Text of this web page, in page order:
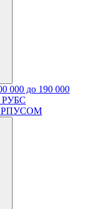
000 до 190 000
РУБС